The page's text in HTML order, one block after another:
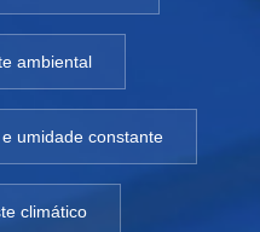
ambiental
umidade constante
climático